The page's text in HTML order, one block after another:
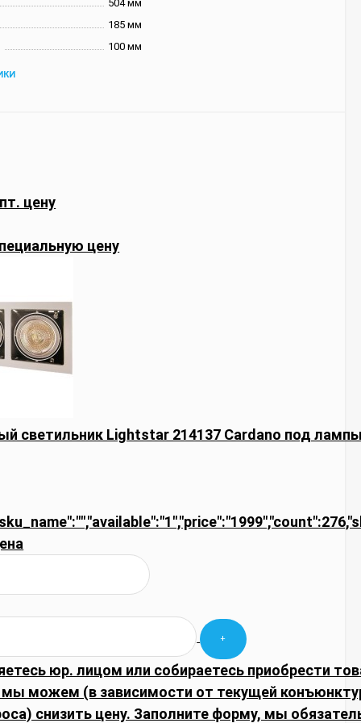
504 мм
185 мм
100 мм
цену
цену
светильник Lightstar 214137 Cardano под
юр. лицом или собираетесь приобрести
мы можем (в зависимости от текущей
снизить цену. Заполните форму, мы